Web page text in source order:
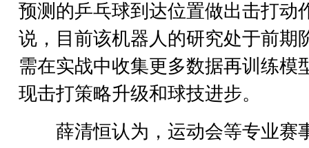
预测的乒乓球到达位置做出击打动
说，目前该机器人的研究处于前期
需在实战中收集更多数据再训练模
现击打策略升级和球技进步。
薛清恒认为，运动会等专业赛